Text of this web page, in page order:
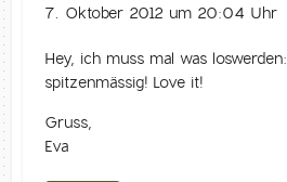
7. Oktober 2012 um 20:04 Uhr
Hey, ich muss mal was
spitzenmässig! Love it!
Gruss,
Eva